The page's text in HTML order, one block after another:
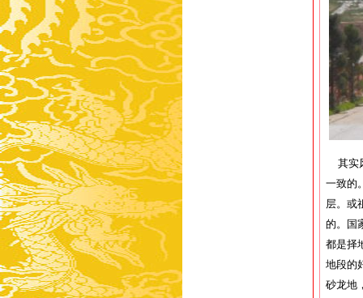
其实
一致的
层。或
的。国
都是择
地段的
砂龙地